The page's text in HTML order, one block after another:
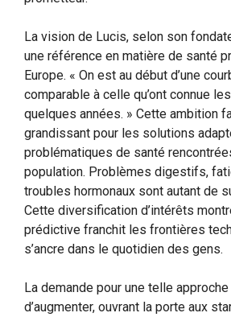
La vision de Lucis, selon son
une référence en matière de santé
Europe. « On est au début d’une
comparable à celle qu’ont connue
quelques années. » Cette ambition
grandissant pour les solutions
problématiques de santé
population. Problèmes digestifs,
troubles hormonaux sont autant de
Cette diversification d’intérêts
prédictive franchit les frontières
s’ancre dans le quotidien des gens.
La demande pour une telle
d’augmenter, ouvrant la porte aux